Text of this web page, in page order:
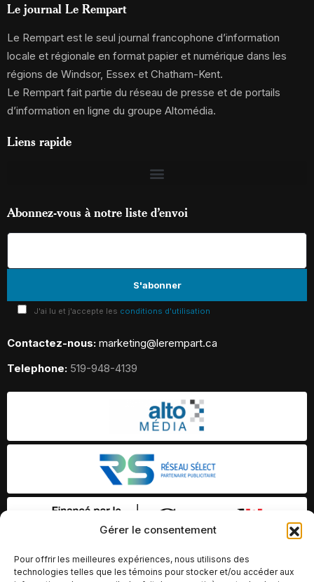
Gérer le consentement
Pour offrir les meilleures expériences, nous utilisons des
technologies telles que les témoins pour stocker et/ou accéder aux
Le journal Le Rempart
Le Rempart est le seul journal francophone d’information
locale et régionale en format papier et numérique dans les
régions de Windsor, Essex et Chatham-Kent.
Le Rempart fait partie du réseau de presse et de portails
d’information en ligne du groupe Altomédia.
Liens rapide
Abonnez-vous à notre liste d’envoi
J'ai lu et j'accepte les conditions d'utilisation
Contactez-nous: marketing@lerempart.ca
Telephone: 519-948-4139